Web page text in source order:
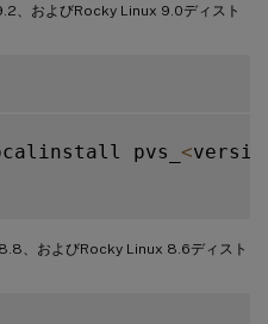
、およびRocky Linux 9.0ディスト
pvs_ <
、およびRocky Linux 8.6ディスト